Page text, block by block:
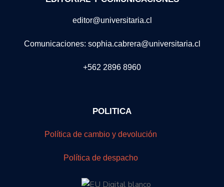
editor@universitaria.cl
Comunicaciones: sophia.cabrera@universitaria.cl
+562 2896 8960
POLITICA
Política de cambio y devolución
Política de despacho